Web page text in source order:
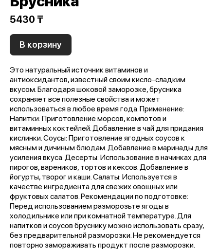
5430 ₸
В корзину
Это натуральный источник витаминов и
антиоксидантов, известный своим кисло-сладким
вкусом. Благодаря шоковой заморозке, брусника
сохраняет все полезные свойства и может
использоваться в любое время года. Применение:
Напитки: Приготовление морсов, компотов и
витаминных коктейлей. Добавление в чай для придания
кислинки. Соусы: Приготовление ягодных соусов к
мясным и дичиным блюдам. Добавление в маринады для
усиления вкуса. Десерты: Использование в начинках для
пирогов, вареников, тортов и кексов. Добавление в
йогурты, творог и каши. Салаты: Используется в
качестве ингредиента для свежих овощных или
фруктовых салатов. Рекомендации по подготовке:
Перед использованием разморозьте ягоды в
холодильнике или при комнатной температуре. Для
напитков и соусов бруснику можно использовать сразу,
без предварительной разморозки. Не рекомендуется
повторно замораживать продукт после разморозки.